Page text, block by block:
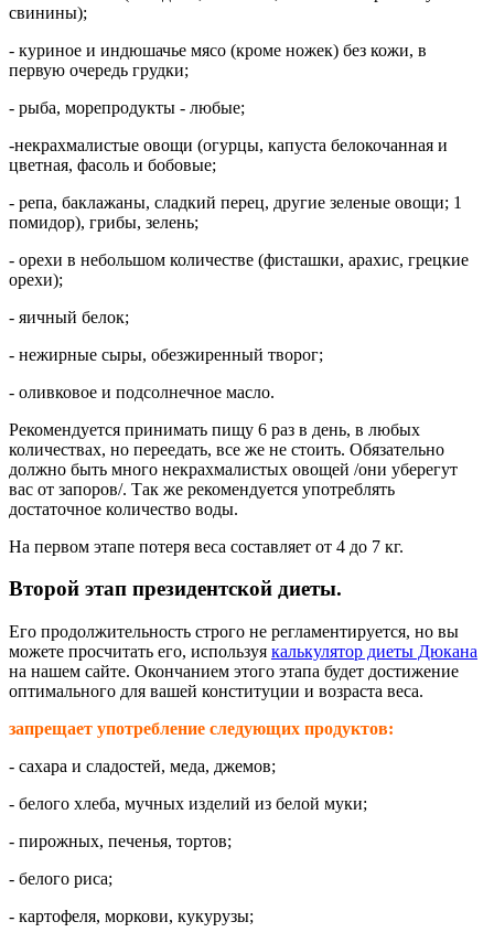
свинины);
- куриное и индюшачье мясо (кроме ножек) без кожи, в
первую очередь грудки;
- рыба, морепродукты - любые;
-некрахмалистые овощи (огурцы, капуста белокочанная и
цветная, фасоль и бобовые;
- репа, баклажаны, сладкий перец, другие зеленые овощи; 1
помидор), грибы, зелень;
- орехи в небольшом количестве (фисташки, арахис, грецкие
орехи);
- яичный белок;
- нежирные сыры, обезжиренный творог;
- оливковое и подсолнечное масло.
Рекомендуется принимать пищу 6 раз в день, в любых
количествах, но переедать, все же не стоить. Обязательно
должно быть много некрахмалистых овощей /они уберегут
вас от запоров/. Так же рекомендуется употреблять
достаточное количество воды.
На первом этапе потеря веса составляет от 4 до 7 кг.
Второй этап президентской диеты.
Его продолжительность строго не регламентируется, но вы
можете просчитать его, используя калькулятор диеты Дюкана
на нашем сайте. Окончанием этого этапа будет достижение
оптимального для вашей конституции и возраста веса.
запрещает употребление следующих продуктов:
- сахара и сладостей, меда, джемов;
- белого хлеба, мучных изделий из белой муки;
- пирожных, печенья, тортов;
- белого риса;
- картофеля, моркови, кукурузы;